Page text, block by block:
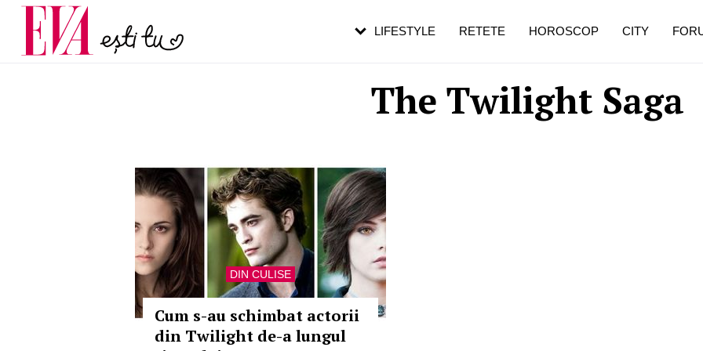
The Twilight Saga
DIN CULISE
Cum s-au schimbat actorii
din Twilight de-a lungul
LIFESTYLE RETETE HOROSCOP CITY
Carieră
Actualitate
pe măsură ce înaintezi în vârstă